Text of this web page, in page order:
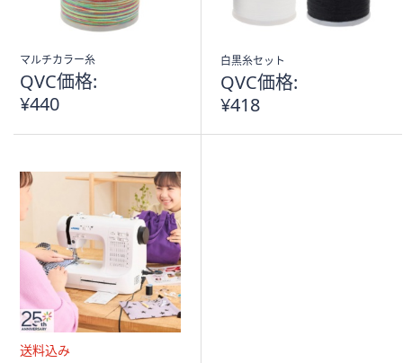
マルチカラー糸
QVC価格:
¥440
白黒糸セット
QVC価格:
¥418